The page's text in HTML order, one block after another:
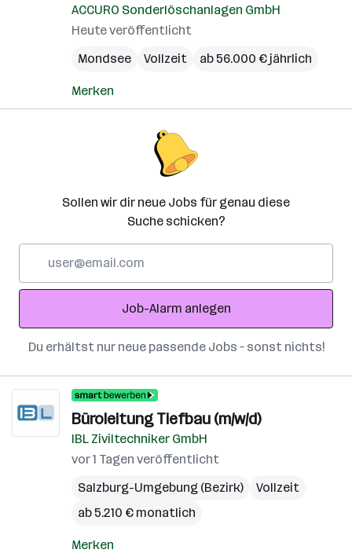
ACCURO Sonderlöschanlagen GmbH
Heute veröffentlicht
Mondsee
Vollzeit ab 56.000 € jährlich
Merken
Sollen wir dir neue Jobs für genau diese
Suche schicken?
Adresse
Job-Alarm anlegen
Du erhältst nur neue passende Jobs – sonst nichts!
Büroleitung Tiefbau (m/w/d)
IBL Ziviltechniker GmbH
vor 1 Tagen veröffentlicht
Salzburg-Umgebung (Bezirk)
Vollzeit
ab 5.210 € monatlich
Merken